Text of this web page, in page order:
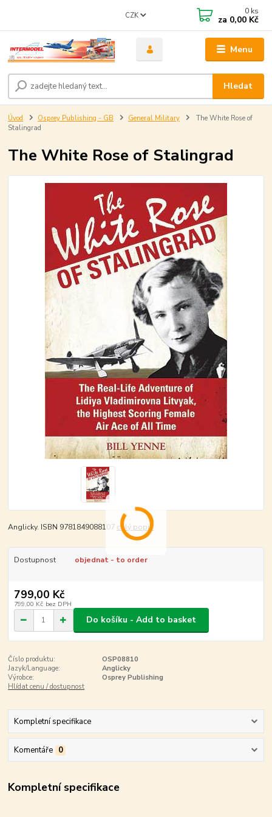
Menu
CZK
Hledat
0 ks
za 0,00 Kč
Úvod Osprey Publishing - GB General Military
The White Rose of
Stalingrad
The White Rose of Stalingrad
Anglicky. ISBN 9781849088107 celý popis
Dostupnost objednat - to order
799,00 Kč
799,00 Kč bez DPH
Do košíku - Add to basket
Číslo produktu:
OSP08810
Jazyk/Language:
Anglicky
Výrobce:
Osprey Publishing
Hlídat cenu / dostupnost
Kompletní specifikace
Komentáře 0
Kompletní specifikace